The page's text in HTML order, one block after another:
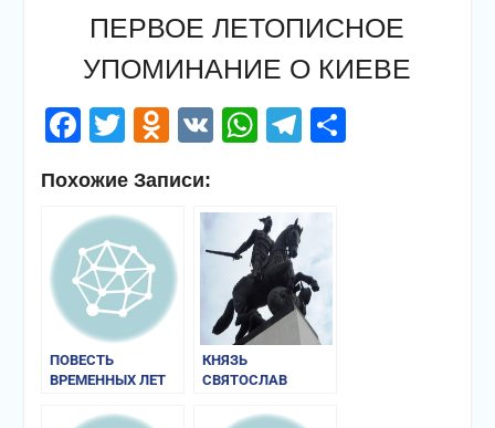
ПЕРВОЕ ЛЕТОПИСНОЕ
УПОМИНАНИЕ О КИЕВЕ
Facebook
Twitter
Odnoklassniki
VKWhatsApp
Telegram
Похожие Записи:
ПОВЕСТЬ
ВРЕМЕННЫХ ЛЕТ
КНЯЗЬ
СВЯТОСЛАВ